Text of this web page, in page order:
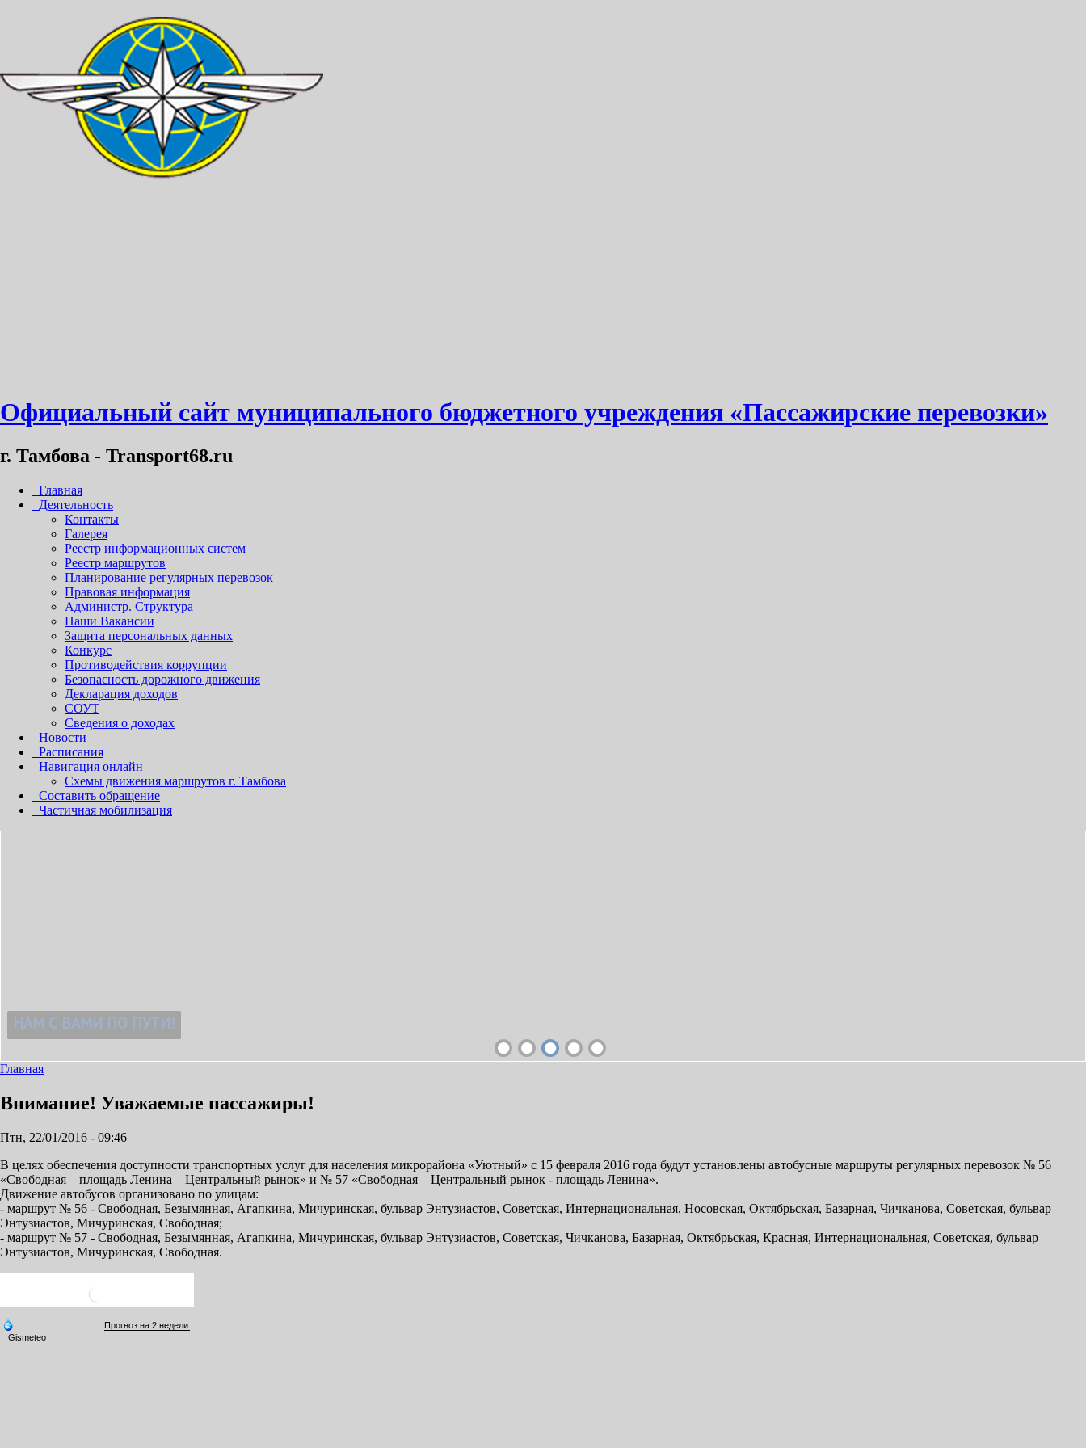
Официальный сайт муниципального бюджетного учреждения «Пассажирские перевозки»
г. Тамбова - Transport68.ru
Главная
Деятельность
Контакты
Галерея
Реестр информационных систем
Реестр маршрутов
Планирование регулярных перевозок
Правовая информация
Администр. Структура
Наши Вакансии
Защита персональных данных
Конкурс
Противодействия коррупции
Безопасность дорожного движения
Декларация доходов
СОУТ
Сведения о доходах
Новости
Расписания
Навигация онлайн
Схемы движения маршрутов г. Тамбова
Составить обращение
Частичная мобилизация
Главная
Внимание! Уважаемые пассажиры!
Птн, 22/01/2016 - 09:46
В целях обеспечения доступности транспортных услуг для населения микрорайона «Уютный» с 15 февраля 2016 года будут установлены автобусные маршруты регулярных перевозок № 56
«Свободная – площадь Ленина – Центральный рынок» и № 57 «Свободная – Центральный рынок - площадь Ленина».
Движение автобусов организовано по улицам:
- маршрут № 56 - Свободная, Безымянная, Агапкина, Мичуринская, бульвар Энтузиастов, Советская, Интернациональная, Носовская, Октябрьская, Базарная, Чичканова, Советская, бульвар
Энтузиастов, Мичуринская, Свободная;
- маршрут № 57 - Свободная, Безымянная, Агапкина, Мичуринская, бульвар Энтузиастов, Советская, Чичканова, Базарная, Октябрьская, Красная, Интернациональная, Советская, бульвар
Энтузиастов, Мичуринская, Свободная.